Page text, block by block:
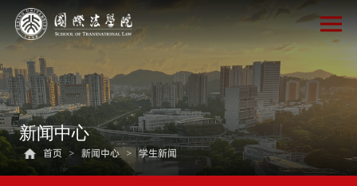
新闻中心
首页 > 新闻中心 > 学生新闻